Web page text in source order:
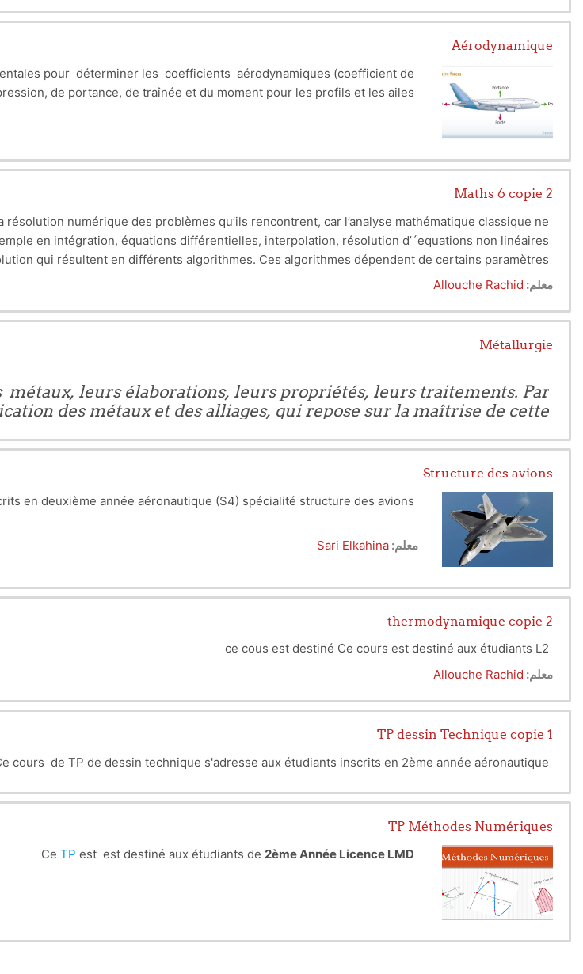
TP N 2 Flexion Déviée
Aérodynamique
pour déterminer les coefficients aérodynamiques (coefficient de
de portance, de traînée et du moment pour les profils et les ailes.
Maths 6 copie 2
numérique des problèmes qu’ils rencontrent, car l’analyse mathématique classique ne
en intégration, équations différentielles, interpolation, résolution d’´equations non linéaires ...)
qui résultent en différents algorithmes. Ces algorithmes dépendent de certains paramètres
précision du résultat. Le résultat final et son degré de précision dépendent des choix que l'on faitمعلم: Allouche Rachid
Métallurgie
leurs élaborations, leurs propriétés, leurs traitements. Par
des métaux et des alliages, qui repose sur la maîtrise de cette
Structure des avions
en deuxième année aéronautique (S4) spécialité structure des avions.
معلم: Sari Elkahina
thermodynamique copie 2
ce cous est destiné Ce cours est destiné aux étudiants L2
معلم: Allouche Rachid
TP dessin Technique copie 1
cours de TP de dessin technique s'adresse aux étudiants inscrits en 2ème année aéronautique
TP Méthodes Numériques
Ce TP est est destiné aux étudiants de 2ème Année Licence LMD